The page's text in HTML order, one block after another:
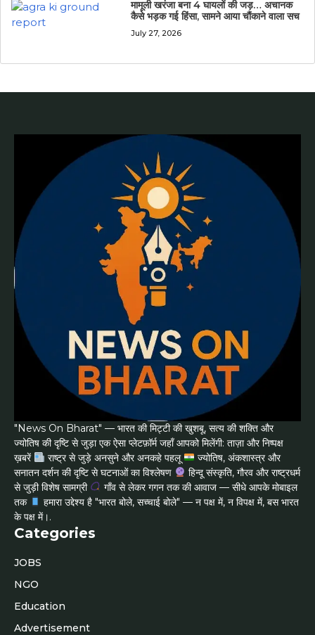
मामूली खरंजा बना 4 घायलों की जड़… अचानक
कैसे भड़क गई हिंसा, सामने आया चौंकाने वाला सच
July 27, 2026
"News On Bharat" — भारत की मिट्टी की खुशबू, सत्य की शक्ति और
ज्योतिष की दृष्टि से जुड़ा एक ऐसा प्लेटफ़ॉर्म जहाँ आपको मिलेंगी: ताज़ा और निष्पक्ष
ख़बरें
राष्ट्र से जुड़े अनसुने और अनकहे पहलू
ज्योतिष, अंकशास्त्र और
सनातन दर्शन की दृष्टि से घटनाओं का विश्लेषण
हिन्दू संस्कृति, गौरव और राष्ट्रधर्म
से जुड़ी विशेष सामग्री
गाँव से लेकर गगन तक की आवाज — सीधे आपके मोबाइल
तक
हमारा उद्देश्य है "भारत बोले, सच्चाई बोले" — न पक्ष में, न विपक्ष में, बस भारत
के पक्ष में।.
Categories
JOBS
NGO
Education
Advertisement